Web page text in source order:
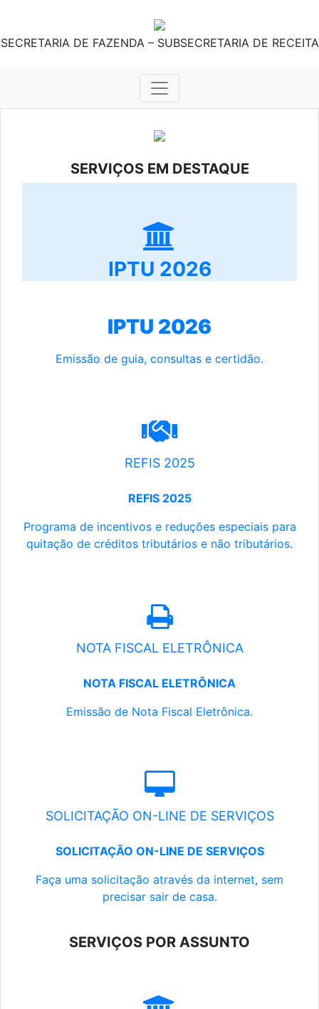
SECRETARIA DE FAZENDA – SUBSECRETARIA DE RECEITA
SERVIÇOS EM DESTAQUE
IPTU 2026
IPTU 2026
Emissão de guia, consultas e certidão.
REFIS 2025
REFIS 2025
Programa de incentivos e reduções especiais para
quitação de créditos tributários e não tributários.
NOTA FISCAL ELETRÔNICA
NOTA FISCAL ELETRÔNICA
Emissão de Nota Fiscal Eletrônica.
SOLICITAÇÃO ON-LINE DE SERVIÇOS
SOLICITAÇÃO ON-LINE DE SERVIÇOS
Faça uma solicitação através da internet, sem
precisar sair de casa.
SERVIÇOS POR ASSUNTO